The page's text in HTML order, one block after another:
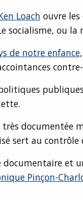
Loach ouvre
socialisme, ou la
de notre enfance
documentée
sert au contrôle
documentaire et
Pinçon-